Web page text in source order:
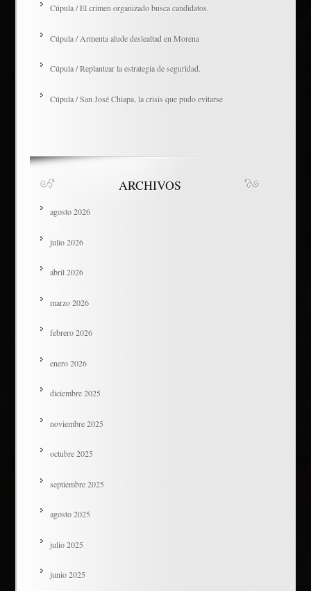
Cúpula / El crimen organizado busca candidatos.
Cúpula / Armenta alude deslealtad en Morena
Cúpula / Replantear la estrategia de seguridad.
Cúpula / San José Chiapa, la crisis que pudo evitarse
ARCHIVOS
agosto 2026
julio 2026
abril 2026
marzo 2026
febrero 2026
enero 2026
diciembre 2025
noviembre 2025
octubre 2025
septiembre 2025
agosto 2025
julio 2025
junio 2025